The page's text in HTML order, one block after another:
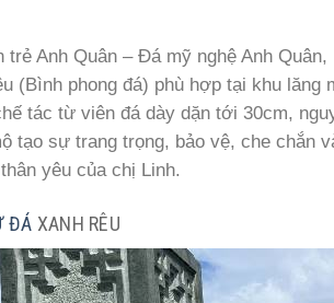
trẻ Anh Quân – Đá mỹ nghệ Anh
(Bình phong đá) phù hợp tại khu
tác từ viên đá dày dặn tới 30cm,
tạo sự trang trọng, bảo vệ, che chắn
yêu của chị Linh.
ĐÁ XANH RÊU